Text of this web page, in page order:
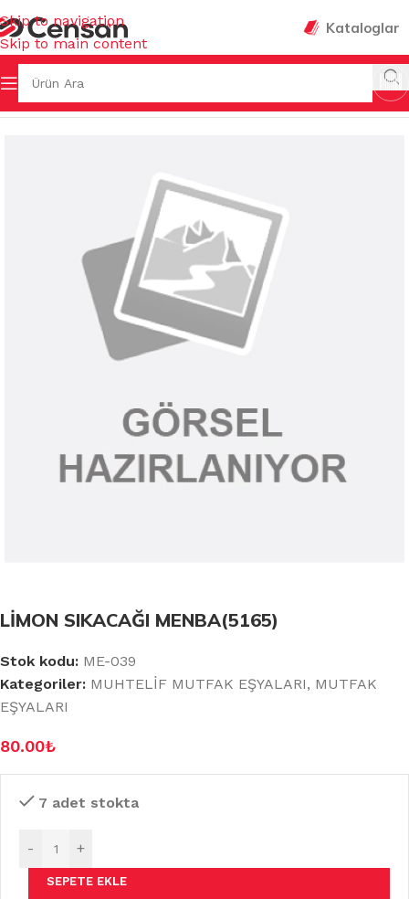
Skip to navigation
Skip to main content
Kataloglar
MUHTELİF MUTFAK EŞYALARI
LİMON SIKACAĞI MENBA(5165)
Stok kodu: ME-039
Kategoriler: MUHTELİF MUTFAK EŞYALARI, MUTFAK
EŞYALARI
80.00₺
7 adet stokta
- +
SEPETE EKLE